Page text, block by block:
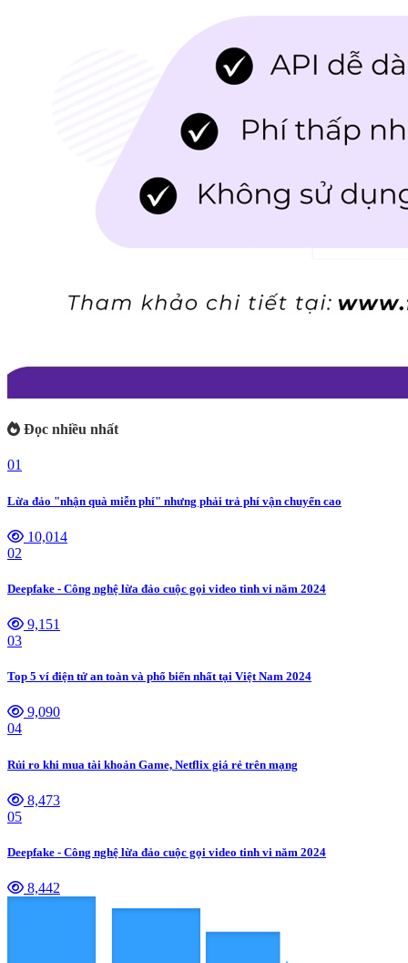
Đọc nhiều nhất
01
Lừa đảo "nhận quà miễn phí" nhưng phải trả phí vận chuyển cao
10,014
02
Deepfake - Công nghệ lừa đảo cuộc gọi video tinh vi năm 2024
9,151
03
Top 5 ví điện tử an toàn và phổ biến nhất tại Việt Nam 2024
9,090
04
Rủi ro khi mua tài khoản Game, Netflix giá rẻ trên mạng
8,473
05
Deepfake - Công nghệ lừa đảo cuộc gọi video tinh vi năm 2024
8,442